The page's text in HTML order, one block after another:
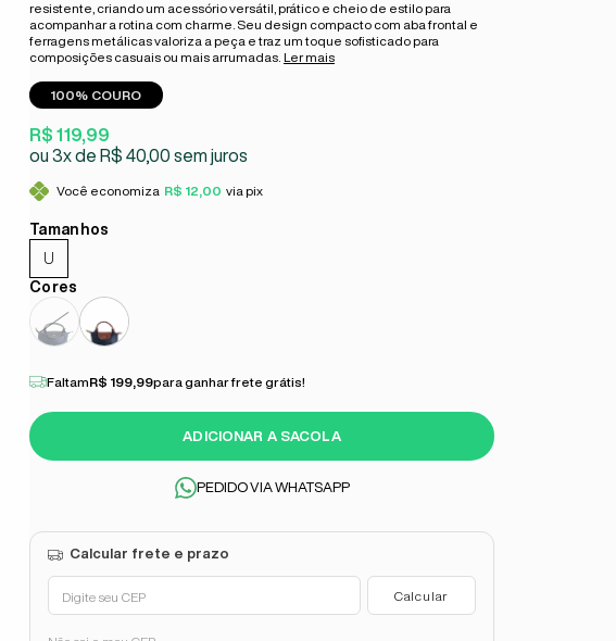
resistente, criando um acessório versátil, prático e cheio de estilo para
acompanhar a rotina com charme. Seu design compacto com aba frontal e
ferragens metálicas valoriza a peça e traz um toque sofisticado para
composições casuais ou mais arrumadas. Ler mais
100% COURO
R$ 119,99
3x
R$ 40,00 sem juros
Você economiza R$ 12,00 via pix
U
ADICIONAR A SACOLA
FaltamR$ 199,99para ganhar frete grátis!
PEDIDO VIA WHATSAPP